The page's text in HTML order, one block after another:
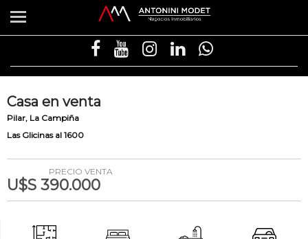
Casa en venta
Pilar La Campiña
Las Glicinas al 1600
PRECIO VENTA
U$S 390.000